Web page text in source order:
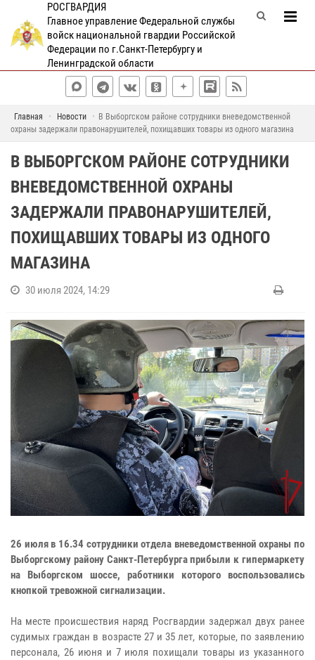
РОСГВАРДИЯ
Главное управление Федеральной службы
войск национальной гвардии Российской
Федерации по г.Санкт-Петербургу и
Ленинградской области
Главная Новости
В Выборгском районе сотрудники вневедомственной
охраны задержали правонарушителей, похищавших товары из одного магазина
В ВЫБОРГСКОМ РАЙОНЕ СОТРУДНИКИ
ВНЕВЕДОМСТВЕННОЙ ОХРАНЫ
ЗАДЕРЖАЛИ ПРАВОНАРУШИТЕЛЕЙ,
ПОХИЩАВШИХ ТОВАРЫ ИЗ ОДНОГО
МАГАЗИНА
30 июля 2024, 14:29
26 июля в 16.34 сотрудники отдела вневедомственной охраны по
Выборгскому району Санкт-Петербурга прибыли к гипермаркету
на Выборгском шоссе, работники которого воспользовались
кнопкой тревожной сигнализации.
На месте происшествия наряд Росгвардии задержал двух ранее
судимых граждан в возрасте 27 и 35 лет, которые, по заявлению
персонала, 26 июня и 7 июля похищали товары из указанного